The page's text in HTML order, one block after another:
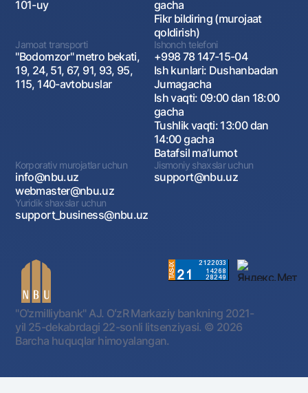
101-uy
gacha
Fikr bildiring (murojaat
qoldirish)
Jamoat transporti
"Bodomzor" metro bekati,
19, 24, 51, 67, 91, 93, 95,
115, 140-avtobuslar
Ishonch telefoni
+998 78 147-15-04
Ish kunlari: Dushanbadan
Jumagacha
Ish vaqti: 09:00 dan 18:00
gacha
Tushlik vaqti: 13:00 dan
14:00 gacha
Batafsil maʼlumot
Korporativ murojatlar uchun
info@nbu.uz
webmaster@nbu.uz
Jismoniy shaxslar uchun
support@nbu.uz
Yuridik shaxslar uchun
support_business@nbu.uz
"O'zmilliybank" AJ. OʻzR Markaziy bankning 2021-
yil 25-dekabrdagi 22-sonli litsenziyasi. © 2026
Barcha huquqlar himoyalangan.